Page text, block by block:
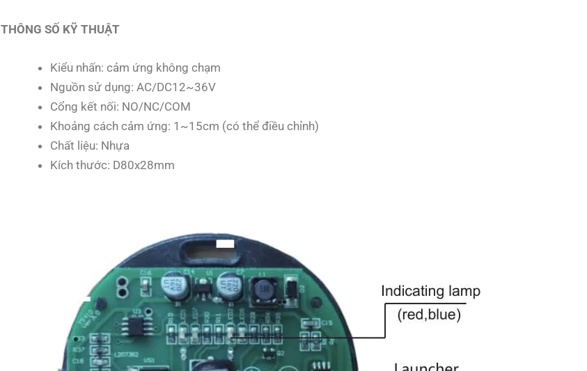
THÔNG SỐ KỸ THUẬT
Kiểu nhấn: cảm ứng không chạm
Nguồn sử dụng: AC/DC12~36V
Cổng kết nối: NO/NC/COM
Khoảng cách cảm ứng: 1~15cm (có thể điều chỉnh)
Chất liệu: Nhựa
Kích thước: D80x28mm